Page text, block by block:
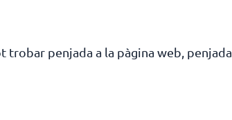
penjada a la pàgina web, penjada